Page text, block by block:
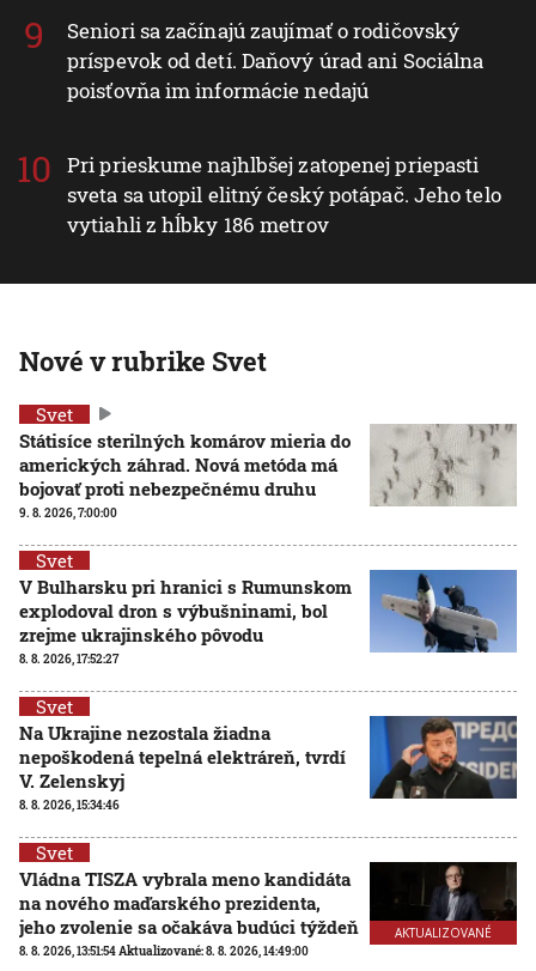
Seniori sa začínajú zaujímať o rodičovský
príspevok od detí. Daňový úrad ani Sociálna
poisťovňa im informácie nedajú
Pri prieskume najhlbšej zatopenej priepasti
sveta sa utopil elitný český potápač. Jeho telo
vytiahli z hĺbky 186 metrov
Nové v rubrike Svet
Svet
Státisíce sterilných komárov mieria do
amerických záhrad. Nová metóda má
bojovať proti nebezpečnému druhu
9. 8. 2026, 7:00:00
Svet
V Bulharsku pri hranici s Rumunskom
explodoval dron s výbušninami, bol
zrejme ukrajinského pôvodu
8. 8. 2026, 17:52:27
Svet
Na Ukrajine nezostala žiadna
nepoškodená tepelná elektráreň, tvrdí
V. Zelenskyj
8. 8. 2026, 15:34:46
AKTUALIZOVANÉ
Svet
Vládna TISZA vybrala meno kandidáta
na nového maďarského prezidenta,
jeho zvolenie sa očakáva budúci týždeň
8. 8. 2026, 13:51:54 Aktualizované:8. 8. 2026, 14:49:00